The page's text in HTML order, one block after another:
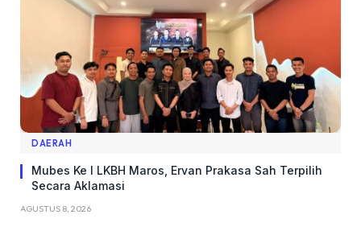
DAERAH
Mubes Ke I LKBH Maros, Ervan Prakasa Sah Terpilih
Secara Aklamasi
AGUSTUS 8, 2026